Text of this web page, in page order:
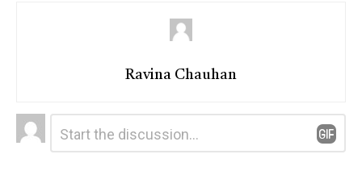
Ravina Chauhan
Leave
a
Comment